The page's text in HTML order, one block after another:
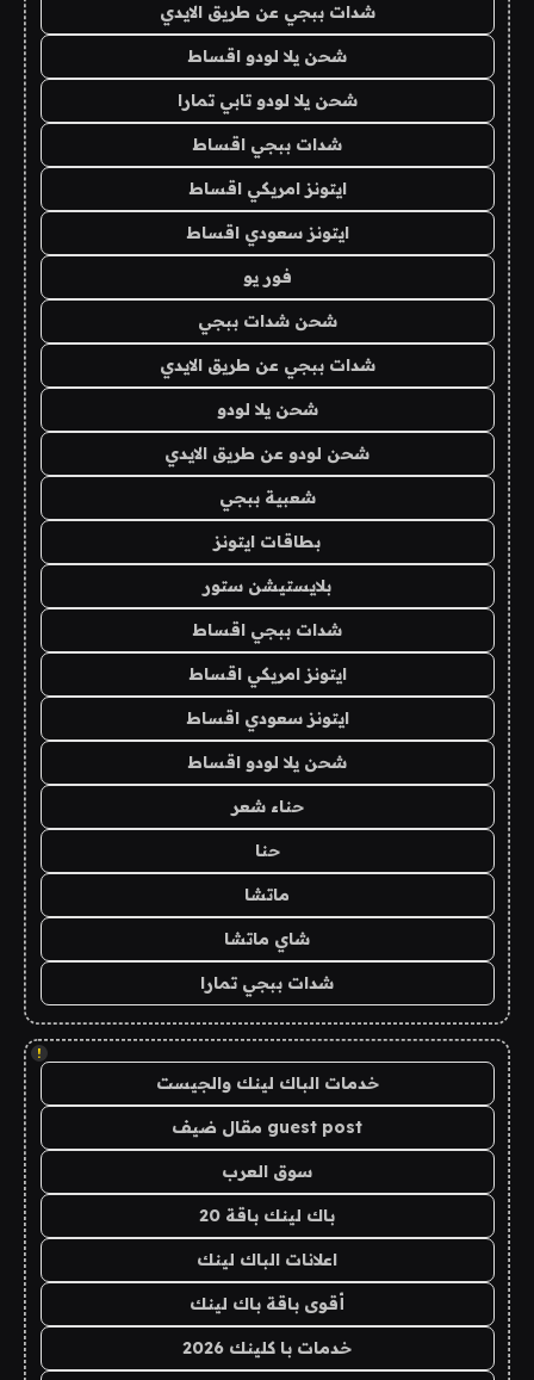
شدات ببجي عن طريق الايدي
شحن يلا لودو اقساط
شحن يلا لودو تابي تمارا
شدات ببجي اقساط
ايتونز امريكي اقساط
ايتونز سعودي اقساط
فور يو
شحن شدات ببجي
شدات ببجي عن طريق الايدي
شحن يلا لودو
شحن لودو عن طريق الايدي
شعبية ببجي
بطاقات ايتونز
بلايستيشن ستور
شدات ببجي اقساط
ايتونز امريكي اقساط
ايتونز سعودي اقساط
شحن يلا لودو اقساط
حناء شعر
حنا
ماتشا
شاي ماتشا
شدات ببجي تمارا
!
خدمات الباك لينك والجيست
guest post مقال ضيف
سوق العرب
باك لينك باقة 20
اعلانات الباك لينك
أقوى باقة باك لينك
خدمات با كلينك 2026